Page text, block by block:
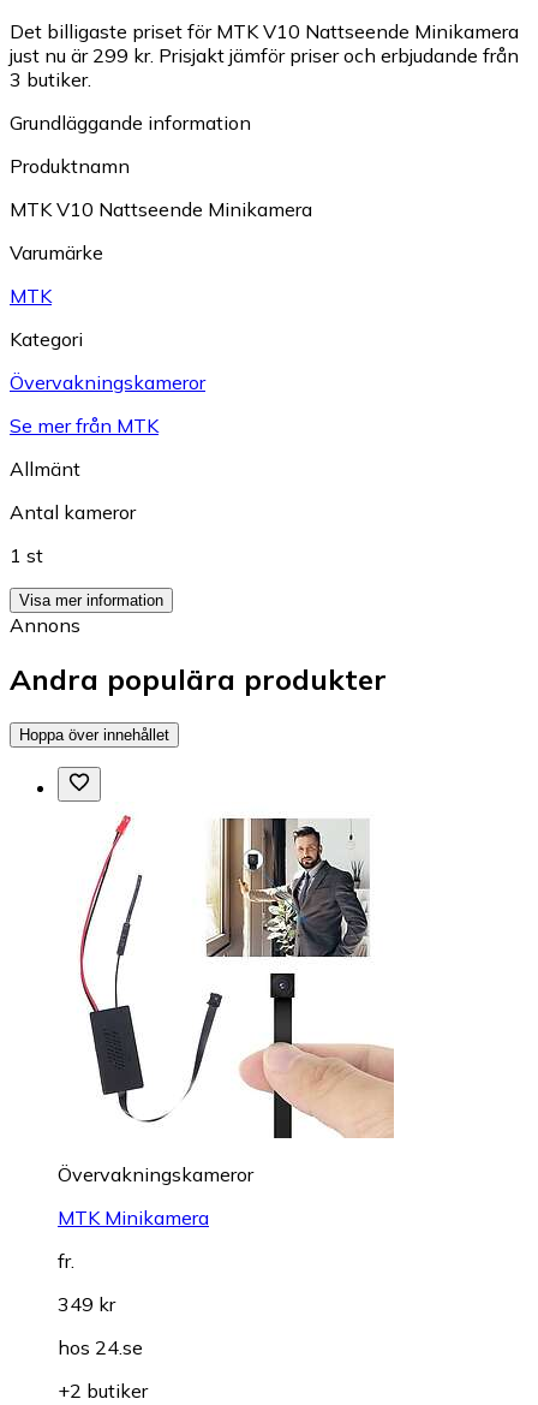
Det billigaste priset för MTK V10 Nattseende Minikamera
just nu är 299 kr. Prisjakt jämför priser och erbjudande från
3 butiker.
Grundläggande information
Produktnamn
MTK V10 Nattseende Minikamera
Varumärke
MTK
Kategori
Övervakningskameror
Se mer från MTK
Allmänt
Antal kameror
1 st
Visa mer information
Annons
Andra populära produkter
Hoppa över innehållet
Övervakningskameror
MTK Minikamera
fr.
349 kr
hos 24.se
+2 butiker